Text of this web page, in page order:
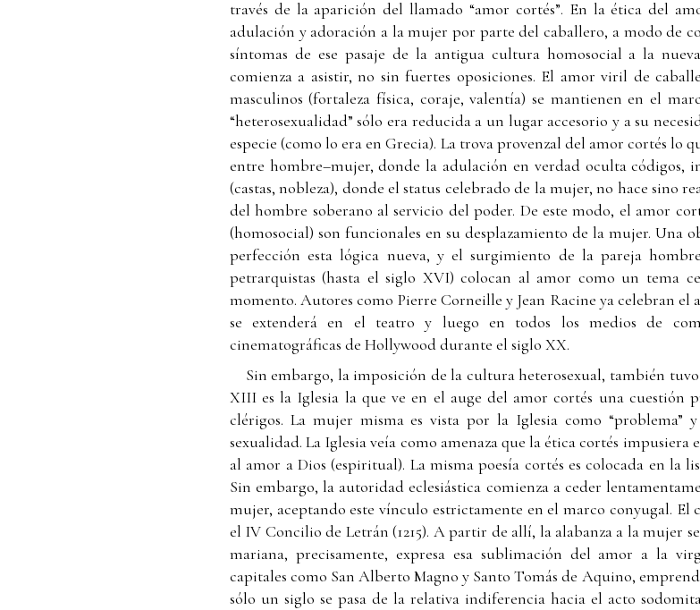
través de la aparición del llamado “amor cortés”. En la ética del
adulación y adoración a la mujer por parte del caballero, a modo de
síntomas de ese pasaje de la antigua cultura homosocial a la
comienza a asistir, no sin fuertes oposiciones. El amor viril de
masculinos (fortaleza física, coraje, valentía) se mantienen en el
“heterosexualidad” sólo era reducida a un lugar accesorio y a su
especie (como lo era en Grecia). La trova provenzal del amor cortés lo
entre hombre–mujer, donde la adulación en verdad oculta códigos,
(castas, nobleza), donde el status celebrado de la mujer, no hace sino
del hombre soberano al servicio del poder. De este modo, el amor
(homosocial) son funcionales en su desplazamiento de la mujer. Una
perfección esta lógica nueva, y el surgimiento de la pareja
petrarquistas (hasta el siglo XVI) colocan al amor como un tema
momento. Autores como Pierre Corneille y Jean Racine ya celebran
se extenderá en el teatro y luego en todos los medios de
cinematográficas de Hollywood durante el siglo XX.
Sin embargo, la imposición de la cultura heterosexual, también
XIII es la Iglesia la que ve en el auge del amor cortés una cuestión
clérigos. La mujer misma es vista por la Iglesia como “problema”
sexualidad. La Iglesia veía como amenaza que la ética cortés
al amor a Dios (espiritual). La misma poesía cortés es colocada en la
Sin embargo, la autoridad eclesiástica comienza a ceder
mujer, aceptando este vínculo estrictamente en el marco conyugal. El
el IV Concilio de Letrán (1215). A partir de allí, la alabanza a la mujer
mariana, precisamente, expresa esa sublimación del amor a la
capitales como San Alberto Magno y Santo Tomás de Aquino,
sólo un siglo se pasa de la relativa indiferencia hacia el acto